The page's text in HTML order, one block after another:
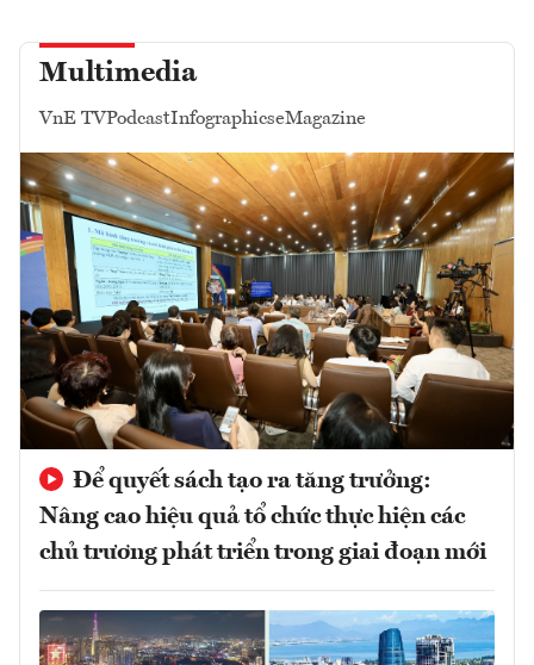
Multimedia
VnE TVPodcastInfographicseMagazine
Để quyết sách tạo ra tăng trưởng:
Nâng cao hiệu quả tổ chức thực hiện các
chủ trương phát triển trong giai đoạn mới